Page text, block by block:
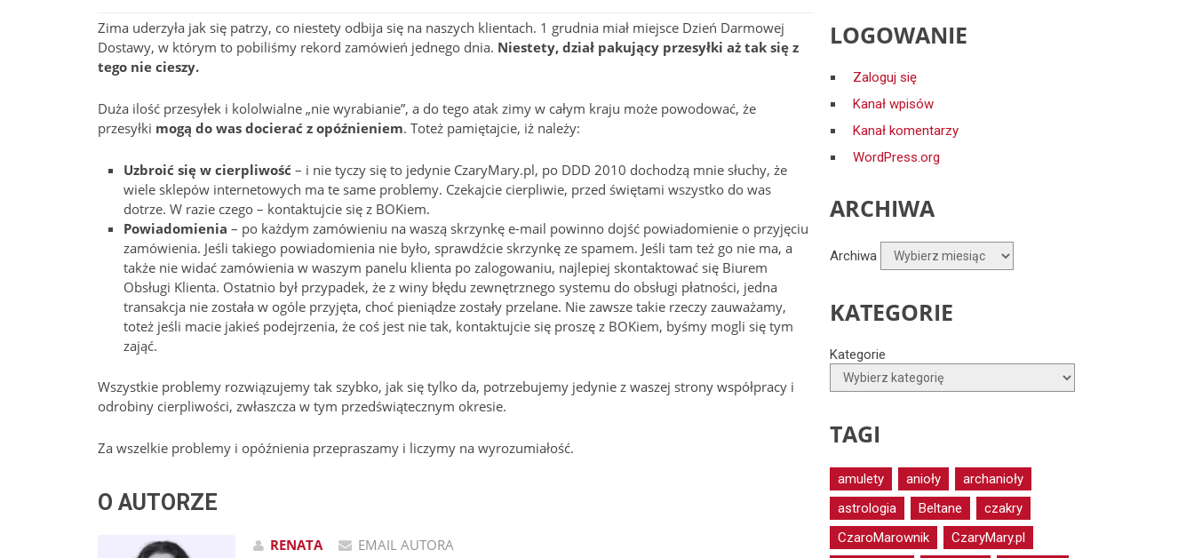
Zima uderzyła jak się patrzy, co niestety odbija się na naszych klientach. 1 grudnia miał miejsce Dzień Darmowej
Dostawy, w którym to pobiliśmy rekord zamówień jednego dnia. Niestety, dział pakujący przesyłki aż tak się z
tego nie cieszy.
Duża ilość przesyłek i kololwialne „nie wyrabianie”, a do tego atak zimy w całym kraju może powodować, że
przesyłki mogą do was docierać z opóźnieniem. Toteż pamiętajcie, iż należy:
Uzbroić się w cierpliwość– i nie tyczy się to jedynie CzaryMary.pl, po DDD 2010 dochodzą mnie słuchy, że
wiele sklepów internetowych ma te same problemy. Czekajcie cierpliwie, przed świętami wszystko do was
dotrze. W razie czego – kontaktujcie się z BOKiem.
Powiadomienia – po każdym zamówieniu na waszą skrzynkę e-mail powinno dojść powiadomienie o przyjęciu
zamówienia. Jeśli takiego powiadomienia nie było, sprawdźcie skrzynkę ze spamem. Jeśli tam też go nie ma, a
także nie widać zamówienia w waszym panelu klienta po zalogowaniu, najlepiej skontaktować się Biurem
Obsługi Klienta. Ostatnio był przypadek, że z winy błędu zewnętrznego systemu do obsługi płatności, jedna
transakcja nie została w ogóle przyjęta, choć pieniądze zostały przelane. Nie zawsze takie rzeczy zauważamy,
toteż jeśli macie jakieś podejrzenia, że coś jest nie tak, kontaktujcie się proszę z BOKiem, byśmy mogli się tym
zająć.
Wszystkie problemy rozwiązujemy tak szybko, jak się tylko da, potrzebujemy jedynie z waszej strony współpracy i
odrobiny cierpliwości, zwłaszcza w tym przedświątecznym okresie.
Za wszelkie problemy i opóźnienia przepraszamy i liczymy na wyrozumiałość.
O AUTORZE
RENATA EMAIL AUTORA
LOGOWANIE
Zaloguj się
Kanał wpisów
Kanał komentarzy
WordPress.org
ARCHIWA
Archiwa
KATEGORIE
Kategorie
TAGI
amulety anioły
archanioły
astrologia
Beltane
czakry
CzaroMarownik
CzaryMary.pl